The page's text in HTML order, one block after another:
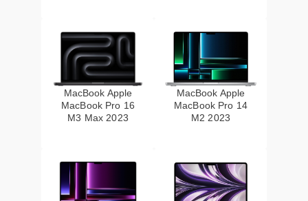
MacBook Apple
MacBook Pro 16
M3 Max 2023
MacBook Apple
MacBook Pro 14
M2 2023